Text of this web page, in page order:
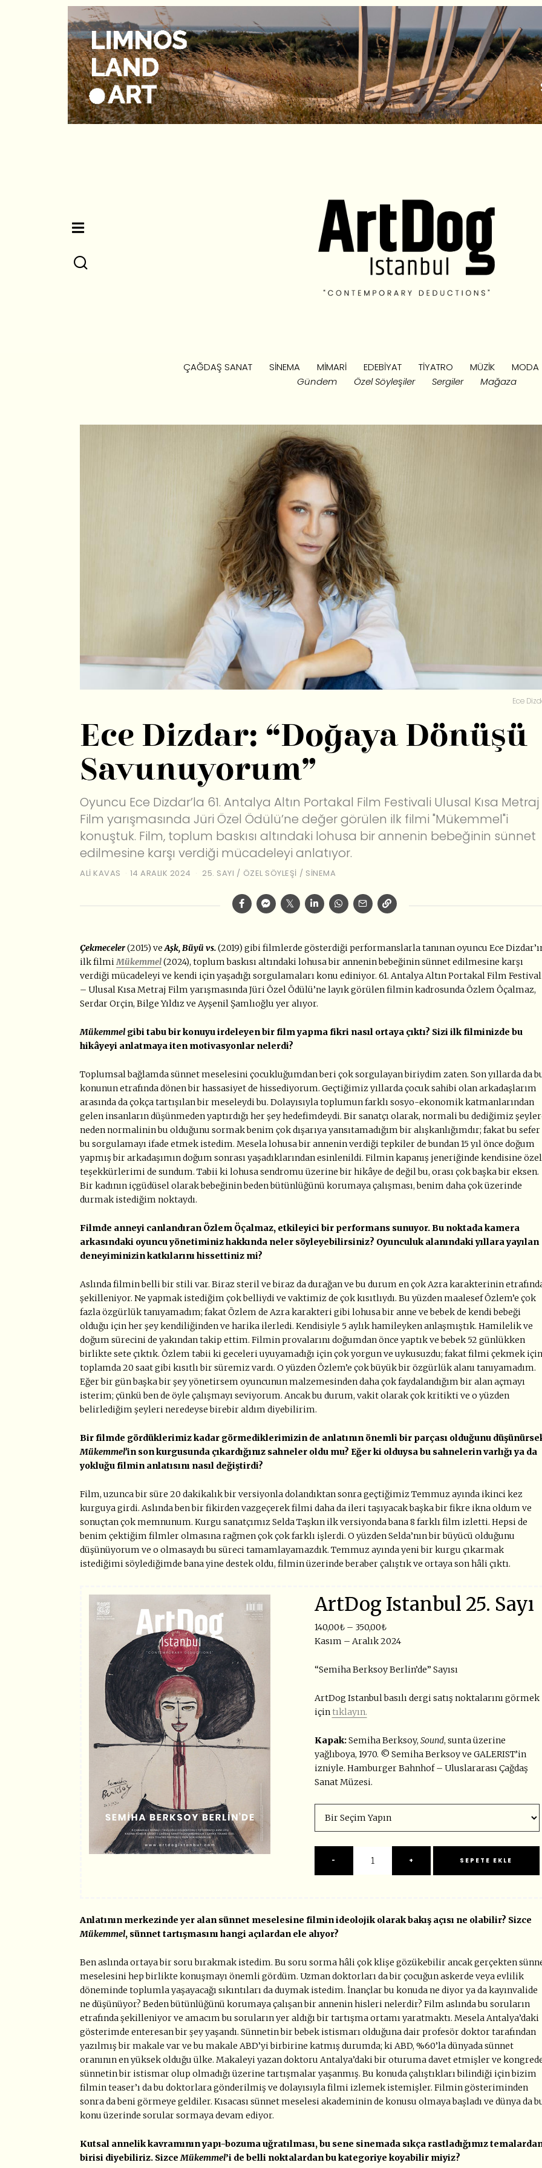
ÇAĞDAŞ SANAT SINEMA MIMARI EDEBIYAT TIYATRO MÜZIK
MODA
Gündem
Özel Söyleşiler Sergiler Mağaza
Ece
Ece Dizdar: “Doğaya Dönüşü
Savunuyorum”
Oyuncu Ece Dizdar’la 61. Antalya Altın Portakal Film Festivali Ulusal Kısa Metraj
Film yarışmasında Jüri Özel Ödülü’ne değer görülen ilk filmi "Mükemmel"i
konuştuk. Film, toplum baskısı altındaki lohusa bir annenin bebeğinin sünnet
edilmesine karşı verdiği mücadeleyi anlatıyor.
ALI KAVAS 14 ARALIK 2024 25. SAYI / ÖZEL SÖYLEŞI / SINEMA
Çekmeceler(2015) veAşk, Büyü vs.(2019) gibi filmlerde gösterdiği performanslarla tanınan oyuncu Ece
ilk filmiMükemmel(2024), toplum baskısı altındaki lohusa bir annenin bebeğinin sünnet edilmesine karşı
verdiği mücadeleyi ve kendi için yaşadığı sorgulamaları konu ediniyor. 61. Antalya Altın Portakal Film
– Ulusal Kısa Metraj Film yarışmasında Jüri Özel Ödülü’ne layık görülen filmin kadrosunda Özlem Öçalmaz,
Serdar Orçin, Bilge Yıldız ve Ayşenil Şamlıoğlu yer alıyor.
Mükemmel gibi tabu bir konuyu irdeleyen bir film yapma fikri nasıl ortaya çıktı? Sizi ilk filminizde bu
hikâyeyi anlatmaya iten motivasyonlar nelerdi?
Toplumsal bağlamda sünnet meselesini çocukluğumdan beri çok sorgulayan biriydim zaten. Son yıllarda da
konunun etrafında dönen bir hassasiyet de hissediyorum. Geçtiğimiz yıllarda çocuk sahibi olan arkadaşlarım
arasında da çokça tartışılan bir meseleydi bu. Dolayısıyla toplumun farklı sosyo-ekonomik katmanlarından
gelen insanların düşünmeden yaptırdığı her şey hedefimdeydi. Bir sanatçı olarak, normali bu dediğimiz
neden normalinin bu olduğunu sormak benim çok dışarıya yansıtamadığım bir alışkanlığımdır; fakat bu sefer
bu sorgulamayı ifade etmek istedim. Mesela lohusa bir annenin verdiği tepkiler de bundan 15 yıl önce doğum
yapmış bir arkadaşımın doğum sonrası yaşadıklarından esinlenildi. Filmin kapanış jeneriğinde kendisine özel
teşekkürlerimi de sundum. Tabii ki lohusa sendromu üzerine bir hikâye de değil bu, orası çok başka bir eksen.
Bir kadının içgüdüsel olarak bebeğinin beden bütünlüğünü korumaya çalışması, benim daha çok üzerinde
durmak istediğim noktaydı.
Filmde anneyi canlandıran Özlem Öçalmaz, etkileyici bir performans sunuyor. Bu noktada kamera
arkasındaki oyuncu yönetiminiz hakkında neler söyleyebilirsiniz? Oyunculuk alanındaki yıllara yayılan
deneyiminizin katkılarını hissettiniz mi?
Aslında filmin belli bir stili var. Biraz steril ve biraz da durağan ve bu durum en çok Azra karakterinin
şekilleniyor. Ne yapmak istediğim çok belliydi ve vaktimiz de çok kısıtlıydı. Bu yüzden maalesef Özlem’e çok
fazla özgürlük tanıyamadım; fakat Özlem de Azra karakteri gibi lohusa bir anne ve bebek de kendi bebeği
olduğu için her şey kendiliğinden ve harika ilerledi. Kendisiyle 5 aylık hamileyken anlaşmıştık. Hamilelik ve
doğum sürecini de yakından takip ettim. Filmin provalarını doğumdan önce yaptık ve bebek 52 günlükken
birlikte sete çıktık. Özlem tabii ki geceleri uyuyamadığı için çok yorgun ve uykusuzdu; fakat filmi çekmek için
toplamda 20 saat gibi kısıtlı bir süremiz vardı. O yüzden Özlem’e çok büyük bir özgürlük alanı tanıyamadım.
Eğer bir gün başka bir şey yönetirsem oyuncunun malzemesinden daha çok faydalandığım bir alan açmayı
isterim; çünkü ben de öyle çalışmayı seviyorum. Ancak bu durum, vakit olarak çok kritikti ve o yüzden
belirlediğim şeyleri neredeyse birebir aldım diyebilirim.
Bir filmde gördüklerimiz kadar görmediklerimizin de anlatının önemli bir parçası olduğunu
Mükemmel’in son kurgusunda çıkardığınız sahneler oldu mu? Eğer ki olduysa bu sahnelerin varlığı ya da
yokluğu filmin anlatısını nasıl değiştirdi?
Film, uzunca bir süre 20 dakikalık bir versiyonla dolandıktan sonra geçtiğimiz Temmuz ayında ikinci kez
kurguya girdi. Aslında ben bir fikirden vazgeçerek filmi daha da ileri taşıyacak başka bir fikre ikna oldum ve
sonuçtan çok memnunum. Kurgu sanatçımız Selda Taşkın ilk versiyonda bana 8 farklı film izletti. Hepsi de
benim çektiğim filmler olmasına rağmen çok çok farklı işlerdi. O yüzden Selda’nın bir büyücü olduğunu
düşünüyorum ve o olmasaydı bu süreci tamamlayamazdık. Temmuz ayında yeni bir kurgu çıkarmak
istediğimi söylediğimde bana yine destek oldu, filmin üzerinde beraber çalıştık ve ortaya son hâli çıktı.
ArtDog Istanbul 25. Sayı
140,00₺– 350,00₺
Kasım – Aralık 2024
“Semiha Berksoy Berlin’de” Sayısı
ArtDog Istanbul basılı dergi satış noktalarını görmek
için tıklayın.
Kapak:Semiha Berksoy, Sound, sunta üzerine
yağlıboya, 1970. ©️ Semiha Berksoy ve GALERIST’in
izniyle. Hamburger Bahnhof – Uluslararası Çağdaş
Sanat Müzesi.
Anlatının merkezinde yer alan sünnet meselesine filmin ideolojik olarak bakış açısı ne olabilir? Sizce
Mükemmel, sünnet tartışmasını hangi açılardan ele alıyor?
Ben aslında ortaya bir soru bırakmak istedim. Bu soru sorma hâli çok klişe gözükebilir ancak gerçekten
meselesini hep birlikte konuşmayı önemli gördüm. Uzman doktorları da bir çocuğun askerde veya evlilik
döneminde toplumla yaşayacağı sıkıntıları da duymak istedim. İnançlar bu konuda ne diyor ya da kayınvalide
ne düşünüyor? Beden bütünlüğünü korumaya çalışan bir annenin hisleri nelerdir? Film aslında bu soruların
etrafında şekilleniyor ve amacım bu soruların yer aldığı bir tartışma ortamı yaratmaktı. Mesela Antalya’daki
gösterimde enteresan bir şey yaşandı. Sünnetin bir bebek istismarı olduğuna dair profesör doktor tarafından
yazılmış bir makale var ve bu makale ABD’yi birbirine katmış durumda; ki ABD, %60’la dünyada sünnet
oranının en yüksek olduğu ülke. Makaleyi yazan doktoru Antalya’daki bir oturuma davet etmişler ve
sünnetin bir istismar olup olmadığı üzerine tartışmalar yaşanmış. Bu konuda çalıştıkları bilindiği için bizim
filmin teaser’ı da bu doktorlara gönderilmiş ve dolayısıyla filmi izlemek istemişler. Filmin gösteriminden
sonra da beni görmeye geldiler. Kısacası sünnet meselesi akademinin de konusu olmaya başladı ve dünya da
konu üzerinde sorular sormaya devam ediyor.
Kutsal annelik kavramının yapı-bozuma uğratılması, bu sene sinemada sıkça rastladığımız
birisi diyebiliriz. SizceMükemmel’i de belli noktalardan bu kategoriye koyabilir miyiz?